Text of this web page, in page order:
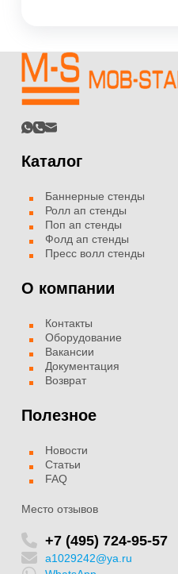
Каталог
Баннерные стенды
Ролл ап стенды
Поп ап стенды
Фолд ап стенды
Пресс волл стенды
О компании
Контакты
Оборудование
Вакансии
Документация
Возврат
Полезное
Новости
Статьи
FAQ
Место отзывов
+7 (495) 724-95-57
a1029242@ya.ru